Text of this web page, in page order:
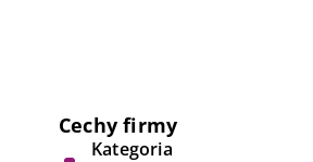
Cechy firmy
Kategoria